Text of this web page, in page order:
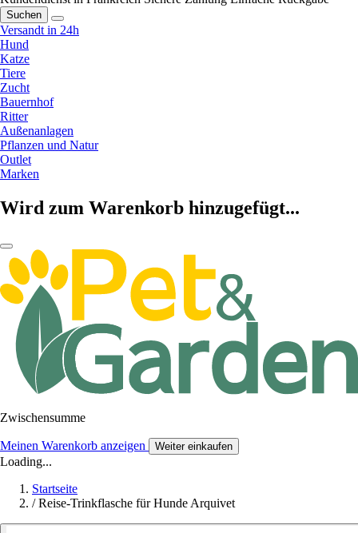
Suchen
Versandt in 24h
Hund
Katze
Tiere
Zucht
Bauernhof
Ritter
Außenanlagen
Pflanzen und Natur
Outlet
Marken
Wird zum Warenkorb hinzugefügt...
Zwischensumme
Meinen Warenkorb anzeigen Weiter einkaufen
Loading...
Startseite
/ Reise-Trinkflasche für Hunde Arquivet